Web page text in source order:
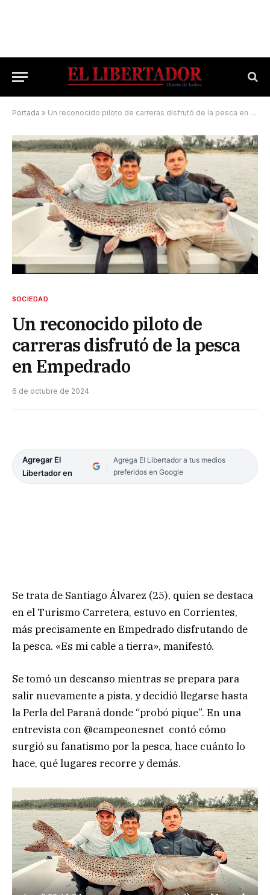
Portada » Un reconocido piloto de carreras disfrutó de la pesca en Empedrado
SOCIEDAD
Un reconocido piloto de
carreras disfrutó de la pesca
en Empedrado
6 de octubre de 2024
Agregar El
Libertador en
Agrega El Libertador a tus medios
preferidos en Google
Se trata de Santiago Álvarez (25), quien se destaca
en el Turismo Carretera, estuvo en Corrientes,
más precisamente en Empedrado disfrutando de
la pesca. «Es mi cable a tierra», manifestó.
Se tomó un descanso mientras se prepara para
salir nuevamente a pista, y decidió llegarse hasta
la Perla del Paraná donde “probó pique”. En una
entrevista con @campeonesnet contó cómo
surgió su fanatismo por la pesca, hace cuánto lo
hace, qué lugares recorre y demás.